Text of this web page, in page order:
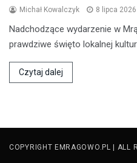
Michał Kowalczyk 8 lipca 2026
Nadchodzące wydarzenie w
prawdziwe święto lokalnej
Czytaj dalej
COPYRIGHT EMRAGOWO.PL | ALL